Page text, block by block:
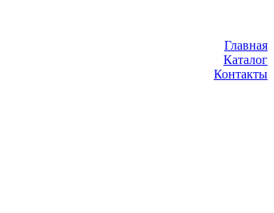
Главная
Каталог
Контакты